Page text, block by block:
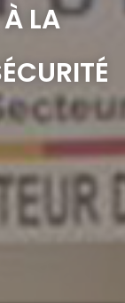
LA